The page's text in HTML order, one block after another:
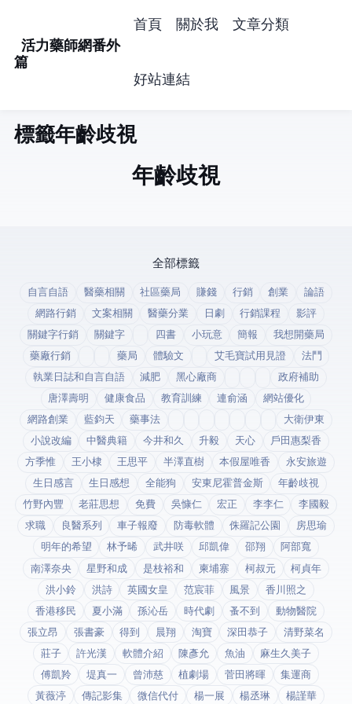
活力藥師網番外
篇
首頁 關於我 文章分類
好站連結
標籤: 年齡歧視 (1)
年齡歧視
全部標籤
自言自語 醫藥相關 社區藥局 賺錢 行銷 創業
論語
網路行銷
文案相關 醫藥分業 日劇 行銷課程
影評
關鍵字行銷
關鍵字 四書 小玩意 簡報
我想開藥局
藥廠行銷
藥局 體驗文 艾毛寶試用見證
法鬥
執業日誌和自言自語
減肥 黑心廠商
政府補助
唐澤壽明
健康食品 教育訓練 連俞涵
網站優化
網路創業
藍鈞天 藥事法
大衛伊東
小說改編
中醫典籍 今井和久 升毅 天心
戶田惠梨香
方季惟
王小棣 王思平 半澤直樹 本假屋唯香
永安旅遊
生日感言
生日感想 全能狗 安東尼霍普金斯
年齡歧視
竹野內豐
老莊思想 免費 吳慷仁 宏正 李李仁
李國毅
求職
良醫系列 車子報廢 防毒軟體 侏羅記公園
房思瑜
明年的希望
林予晞 武井咲 邱凱偉 邵翔
阿部寬
南澤奈央
星野和成 是枝裕和 柬埔寨 柯叔元
柯貞年
洪小鈴
洪詩 英國女皇 范宸菲 風景
香川照之
香港移民
夏小滿 孫沁岳 時代劇 蚤不到
動物醫院
張立昂
張書豪 得到app 晨翔 淘寶 深田恭子
清野菜名
莊子
許光漢 軟體介紹 陳彥允 魚油
麻生久美子
傅凱羚
堤真一 曾沛慈 植劇場 菅田將暉
集運商
黃薇渟
傳記影集 微信代付 楊一展 楊丞琳 楊謹華